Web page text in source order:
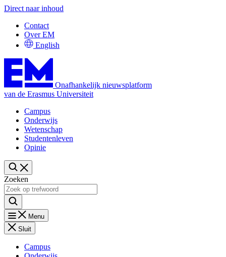
Direct naar inhoud
Contact
Over EM
English
Onafhankelijk nieuwsplatform
van de Erasmus Universiteit
Campus
Onderwijs
Wetenschap
Studentenleven
Opinie
Zoeken
Menu
Sluit
Campus